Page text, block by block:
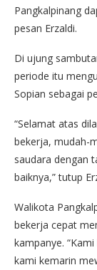
Pangkalpinang
pesan Erzaldi.
Di ujung
periode itu
Sopian sebagai
“Selamat atas
bekerja, mudah-
saudara dengan
baiknya,” tutup
Walikota
bekerja cepat
kampanye.
kami kemarin